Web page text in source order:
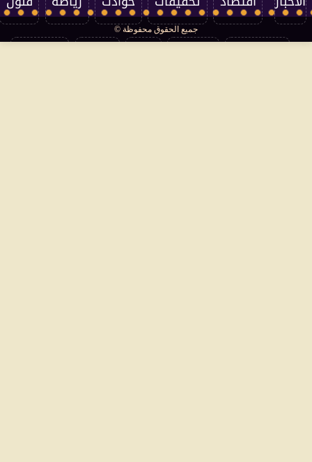
جميع الحقوق محفوظة ©